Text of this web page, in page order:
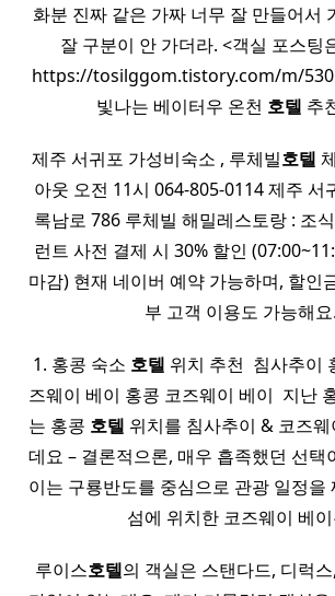
화분 진짜 같은 가짜 너무 잘 만들어서
잘 구분이 안 가더라. <객실 포스팅
https://tosilggom.tistory.com/m/530
빛나는 베이터우 온천 호텔 추
제주 서귀포 가성비숙소 , 루체빌호텔
아웃 오전 11시 064-805-0114 제주 서
록남로 786 루체빌 해밀레스토랑 : 조
런트 사전 결제 시 30% 할인
마감) 현재 네이버 예약 가능하며, 할인
부 고객 이용도 가능해
1. 홍콩 숙소 호텔 위치 추천 ​ 침사추이
즈웨이 베이 홍콩 코즈웨이 베이 ​ 지난
는 홍콩 호텔 위치를 침사추이 & 코즈
데요 – 결론적으론, 매우 흡족했던 선택
이는 구룡반도를 중심으로 관광 일정을
섬에 위치한 코즈웨이 베
루이스호텔의 객실은 스탠다드, 디럭